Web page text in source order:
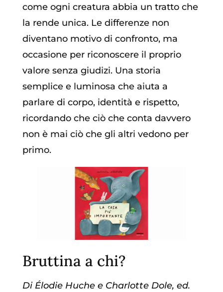
come ogni creatura abbia un tratto che
la rende unica. Le differenze non
diventano motivo di confronto, ma
occasione per riconoscere il proprio
valore senza giudizi. Una storia
semplice e luminosa che aiuta a
parlare di corpo, identità e rispetto,
ricordando che ciò che conta davvero
non è mai ciò che gli altri vedono per
primo.
Bruttina a chi?
Di Élodie Huche e Charlotte Dole, ed.